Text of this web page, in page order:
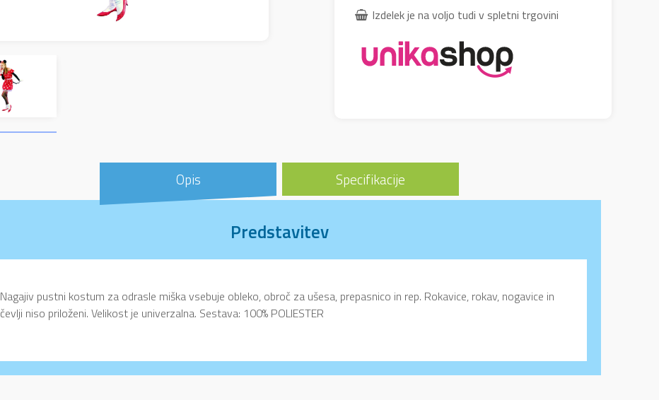
Izdelek je na voljo tudi v spletni trgovini
Opis Specifikacije
Predstavitev
Nagajiv pustni kostum za odrasle miška vsebuje obleko, obroč za ušesa, prepasnico in rep. Rokavice, rokav, nogavice in
čevlji niso priloženi. Velikost je univerzalna. Sestava: 100% POLIESTER